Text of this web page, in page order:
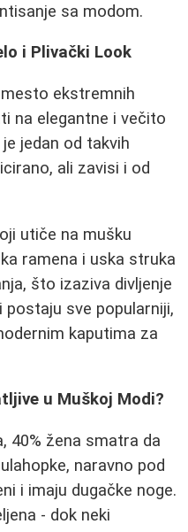
sa modom.
i Plivački Look
ekstremnih
na elegantne i večito
jedan od takvih
ali zavisi i od
utiče na mušku
ramena i uska struka
što izaziva divljenje
sve popularniji,
kaputima za
u Muškoj Modi?
40% žena smatra da
naravno pod
i imaju dugačke noge.
- dok neki